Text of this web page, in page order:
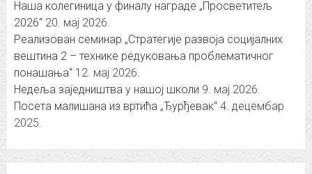
Наша колегиница у финалу награде „Просветитељ
2026“ 20. мај 2026.
Реализован семинар „Стратегије развоја социјалних
вештина 2 – технике редуковања проблематичног
понашања“ 12. мај 2026.
Недеља заједништва у нашој школи 9. мај 2026.
Посета малишана из вртића „Ђурђевак“ 4. децембар
2025.